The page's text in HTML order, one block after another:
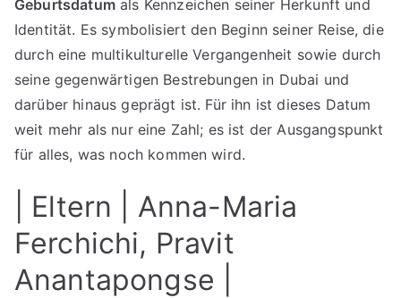
Geburtsdatumals Kennzeichen seiner Herkunft und
Identität. Es symbolisiert den Beginn seiner Reise, die
durch eine multikulturelle Vergangenheit sowie durch
seine gegenwärtigen Bestrebungen in Dubai und
darüber hinaus geprägt ist. Für ihn ist dieses Datum
weit mehr als nur eine Zahl; es ist der Ausgangspunkt
für alles, was noch kommen wird.
| Eltern | Anna-Maria
Ferchichi, Pravit
Anantapongse |